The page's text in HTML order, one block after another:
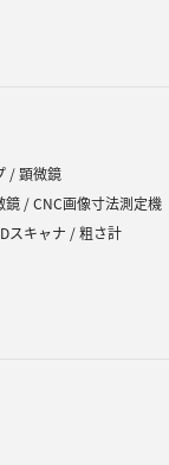
/ 顕微鏡
/ CNC画像寸法測定機
スキャナ / 粗さ計